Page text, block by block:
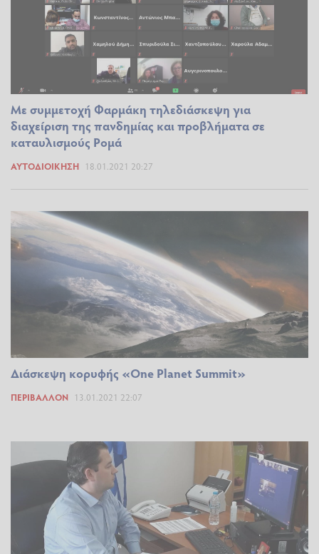
Με συμμετοχή Φαρμάκη τηλεδιάσκεψη για
διαχείριση της πανδημίας και προβλήματα σε
καταυλισμούς Ρομά
ΑΥΤΟΔΙΟΊΚΗΣΗ 18.01.2021 20:27
Διάσκεψη κορυφής «One Planet Summit»
ΠΕΡΙΒΆΛΛΟΝ 13.01.2021 22:07